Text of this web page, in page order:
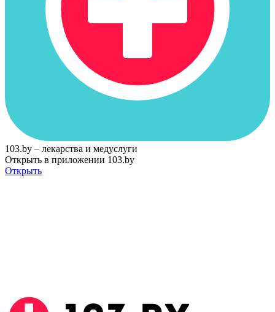
103.by – лекарства и медуслуги
Открыть в приложении 103.by
Открыть